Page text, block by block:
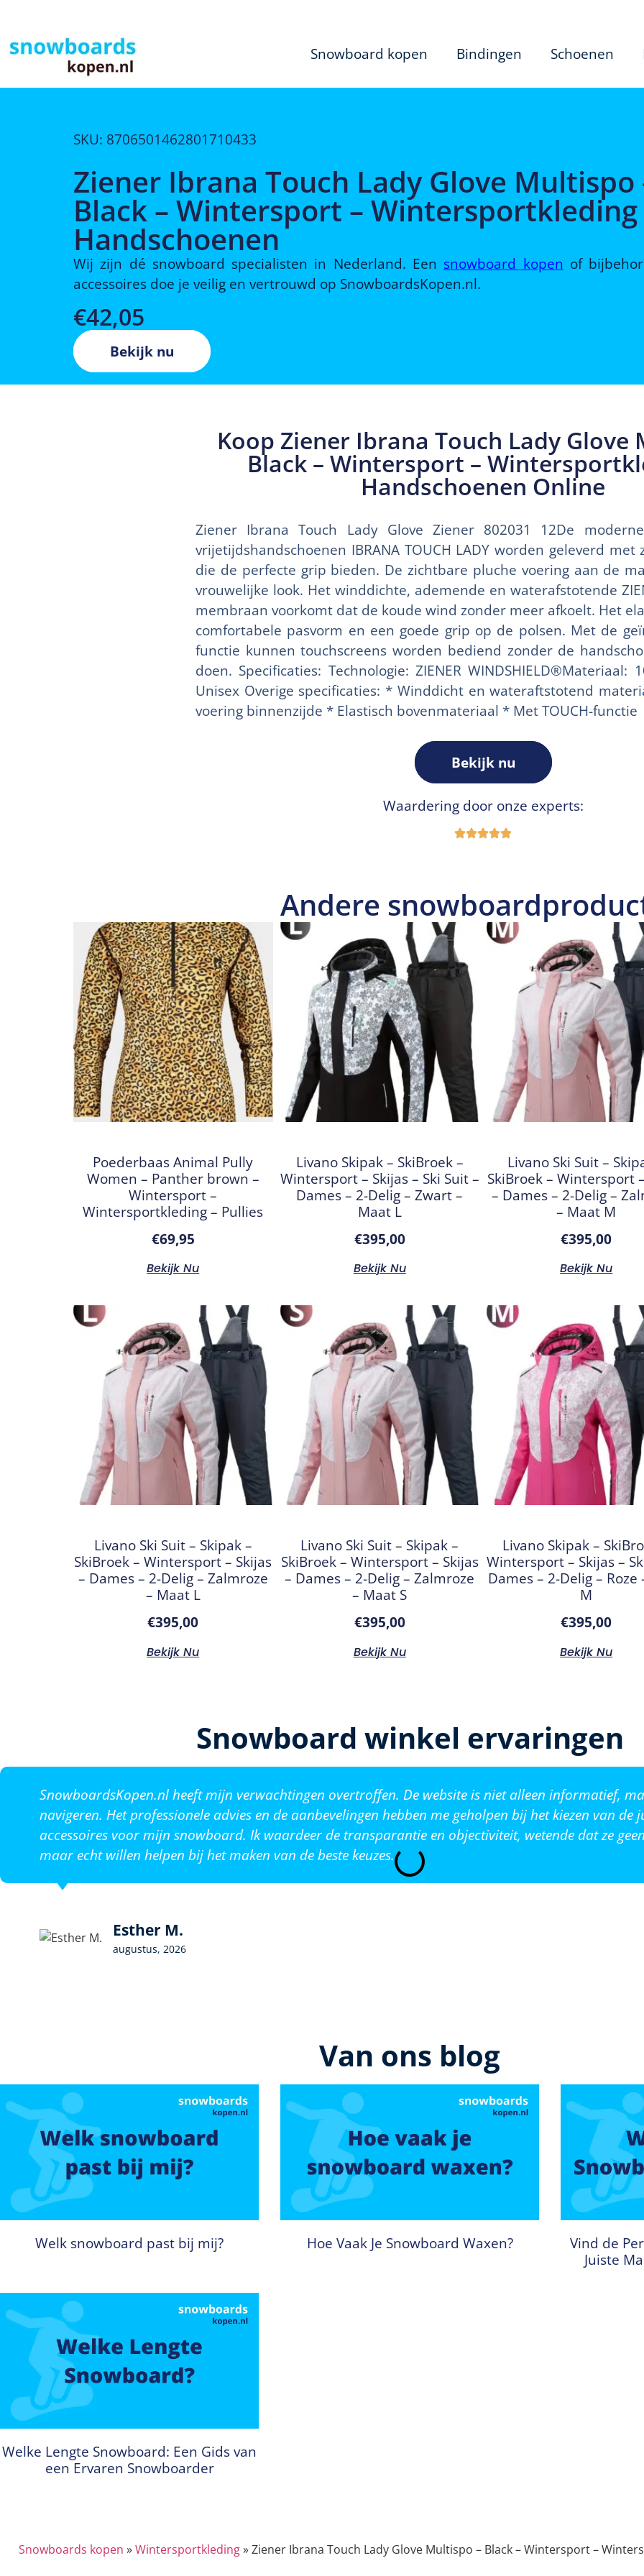
Snowboard kopen Bindingen Schoenen
SKU: 8706501462801710433
Ziener Ibrana Touch Lady Glove Multispo
Black – Wintersport – Wintersportkleding
Handschoenen
Wij zijn dé snowboard specialisten in Nederland. Een snowboard kopen of
accessoires doe je veilig en vertrouwd op SnowboardsKopen.nl.
€42,05
Bekijk nu
Koop Ziener Ibrana Touch Lady Glove
Black – Wintersport –
Handschoenen Online
Ziener Ibrana Touch Lady Glove Ziener 802031 12De
vrijetijdshandschoenen IBRANA TOUCH LADY worden geleverd
die de perfecte grip bieden. De zichtbare pluche voering aan de
vrouwelijke look. Het winddichte, ademende en waterafstotende
membraan voorkomt dat de koude wind zonder meer afkoelt. Het
comfortabele pasvorm en een goede grip op de polsen. Met de
functie kunnen touchscreens worden bediend zonder de
doen. Specificaties: Technologie: ZIENER WINDSHIELD®Materiaal:
Unisex Overige specificaties: * Winddicht en wateraftstotend
voering binnenzijde * Elastisch bovenmateriaal * Met TOUCH-functie
Bekijk nu
Waardering door onze experts:
Andere
Poederbaas Animal Pully
Women – Panther brown –
Wintersport –
Wintersportkleding – Pullies
€69,95
Bekijk Nu
Livano Skipak – SkiBroek –
Wintersport – Skijas – Ski Suit –
Dames – 2-Delig – Zwart –
Maat L
€395,00
Bekijk Nu
Livano Ski Suit –
SkiBroek – Wintersport
– Dames – 2-Delig –
– Maat M
€395,00
Bekijk Nu
Livano Ski Suit – Skipak –
SkiBroek – Wintersport – Skijas
– Dames – 2-Delig – Zalmroze
– Maat L
€395,00
Bekijk Nu
Livano Ski Suit – Skipak –
SkiBroek – Wintersport – Skijas
– Dames – 2-Delig – Zalmroze
– Maat S
€395,00
Bekijk Nu
Livano Skipak –
Wintersport – Skijas –
Dames – 2-Delig – Roze
M
€395,00
Bekijk Nu
Snowboard winkel ervaringen
SnowboardsKopen.nl heeft mijn verwachtingen overtroffen. De website is niet alleen informatief,
navigeren. Het professionele advies en de aanbevelingen hebben me geholpen bij het kiezen van de
accessoires voor mijn snowboard. Ik waardeer de transparantie en objectiviteit, wetende dat ze
maar echt willen helpen bij het maken van de beste keuzes.
Esther M.
augustus, 2026
Van ons blog
Welk snowboard past bij mij? Hoe Vaak Je Snowboard Waxen?
Vind de
Juiste
Welke Lengte Snowboard: Een Gids van
een Ervaren Snowboarder
Snowboards kopen »Wintersportkleding»Ziener Ibrana Touch Lady Glove Multispo – Black – Wintersport –